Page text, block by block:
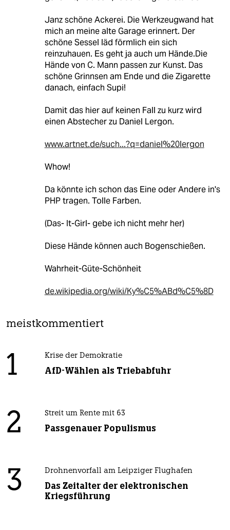
Janz schöne Ackerei. Die Werkzeugwand hat
mich an meine alte Garage erinnert. Der
schöne Sessel läd förmlich ein sich
reinzuhauen. Es geht ja auch um Hände.Die
Hände von C. Mann passen zur Kunst. Das
schöne Grinnsen am Ende und die Zigarette
danach, einfach Supi!
Damit das hier auf keinen Fall zu kurz wird
einen Abstecher zu Daniel Lergon.
www.artnet.de/such...?q=daniel%20lergon
Whow!
Da könnte ich schon das Eine oder Andere in's
PHP tragen. Tolle Farben.
(Das- It-Girl- gebe ich nicht mehr her)
Diese Hände können auch Bogenschießen.
Wahrheit-Güte-Schönheit
de.wikipedia.org/wiki/Ky%C5%ABd%C5%8D
meistkommentiert
1 Krise der Demokratie
AfD-Wählen als Triebabfuhr
2 Streit um Rente mit 63
Passgenauer Populismus
3 Drohnenvorfall am Leipziger Flughafen
Das Zeitalter der elektronischen
Kriegsführung